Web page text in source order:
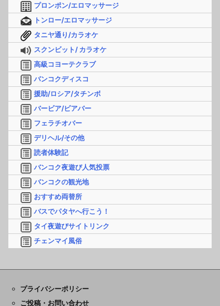
プロンポン/エロマッサージ
トンロー/エロマッサージ
タニヤ通り/カラオケ
スクンビット/ カラオケ
高級コヨーテクラブ
バンコクディスコ
援助/ロシア/タチンボ
バービア/ビアバー
フェラチオバー
デリヘル/その他
読者体験記
バンコク夜遊び人気投票
バンコクの観光地
おすすめ両替所
バスでパタヤへ行こう！
タイ夜遊びサイトリンク
チェンマイ風俗
プライバシーポリシー
ご投稿・お問い合わせ